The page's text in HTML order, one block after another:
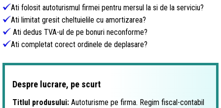
Ati folosit autoturismul firmei pentru mersul la si de la serviciu?
Ati limitat gresit cheltuielile cu amortizarea?
Ati dedus TVA-ul de pe bonuri neconforme?
Ati completat corect ordinele de deplasare?
Despre lucrare, pe scurt
Titlul produsului: Autoturisme pe firma. Regim fiscal-contabil